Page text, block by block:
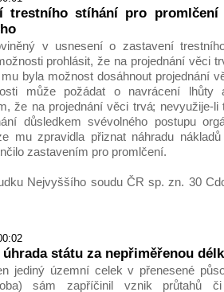
trestního stíhání pro promlčení
v usnesení o zastavení
prohlásit, že na projednání věci
byla možnost dosáhnout projednání
může požádat o navrácení
že na projednání věci trvá; nevyužije-li
důsledkem svévolného postupu
mu zpravidla přiznat náhradu
zastavením pro promlčení.
Nejvyššího soudu ČR sp. zn. 30
úhrada státu za nepřiměřenou
jediný územní celek v přenesené
sám zapříčinil vznik průtahů